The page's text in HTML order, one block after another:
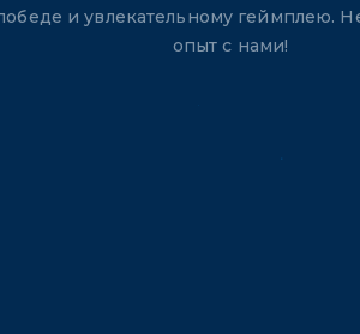
и увлекательному геймплею.
опыт с нами!